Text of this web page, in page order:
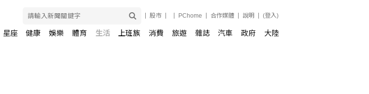
股市 PChome 合作媒體 說明 (登入)
星座 健康 娛樂 體育 生活 上班族 消費 旅遊 雜誌 汽車 政府 大陸